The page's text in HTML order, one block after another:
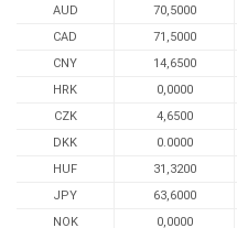
AUD
70,5000
CAD
71,5000
CNY
14,6500
HRK
0,0000
CZK
4,6500
DKK
0.0000
HUF
31,3200
JPY
63,6000
NOK
0,0000